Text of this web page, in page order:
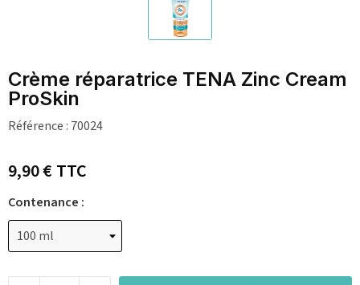
Crème réparatrice TENA Zinc Cream
ProSkin
Référence : 70024
9,90 €TTC
Contenance :